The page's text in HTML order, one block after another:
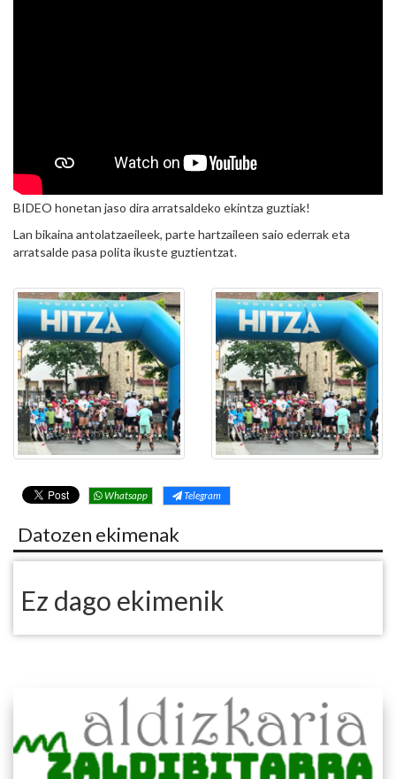
BIDEO honetan jaso dira arratsaldeko ekintza guztiak!
Lan bikaina antolatzaeileek, parte hartzaileen saio ederrak eta
arratsalde pasa polita ikuste guztientzat.
Whatsapp Telegram
Datozen ekimenak
Ez dago ekimenik